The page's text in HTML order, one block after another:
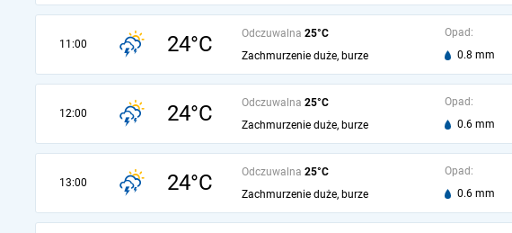
11:00 24°C Odczuwalna 25°C
Zachmurzenie duże, burze
Opad:
0.8 mm
12:00 24°C Odczuwalna 25°C
Zachmurzenie duże, burze
Opad:
0.6 mm
13:00 24°C Odczuwalna 25°C
Zachmurzenie duże, burze
Opad:
0.6 mm